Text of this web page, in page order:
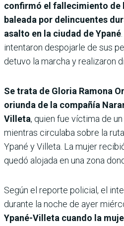
confirmó el fallecimiento de
baleada por delincuentes
asalto en la ciudad de Ypané
intentaron despojarle de sus
detuvo la marcha y realizaron
Se trata de Gloria Ramona
oriunda de la compañía
Villeta, quien fue víctima de
mientras circulaba sobre la
Ypané y Villeta. La mujer
quedó alojada en una zona
Según el reporte policial, el
durante la noche de ayer
Ypané-Villeta cuando la